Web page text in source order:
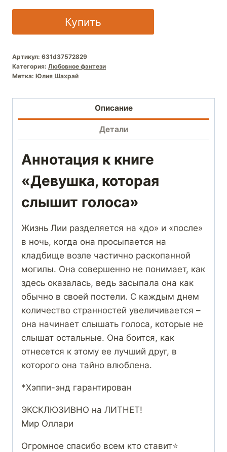
Купить
Артикул: 631d37572829
Категория: Любовное фэнтези
Метка: Юлия Шахрай
Описание
Детали
Аннотация к книге
«Девушка, которая
слышит голоса»
Жизнь Лии разделяется на «до» и «после»
в ночь, когда она просыпается на
кладбище возле частично раскопанной
могилы. Она совершенно не понимает, как
здесь оказалась, ведь засыпала она как
обычно в своей постели. С каждым днем
количество странностей увеличивается –
она начинает слышать голоса, которые не
слышат остальные. Она боится, как
отнесется к этому ее лучший друг, в
которого она тайно влюблена.
*Хэппи-энд гарантирован
ЭКСКЛЮЗИВНО на ЛИТНЕТ!
Мир Оллари
Огромное спасибо всем кто ставит⭐